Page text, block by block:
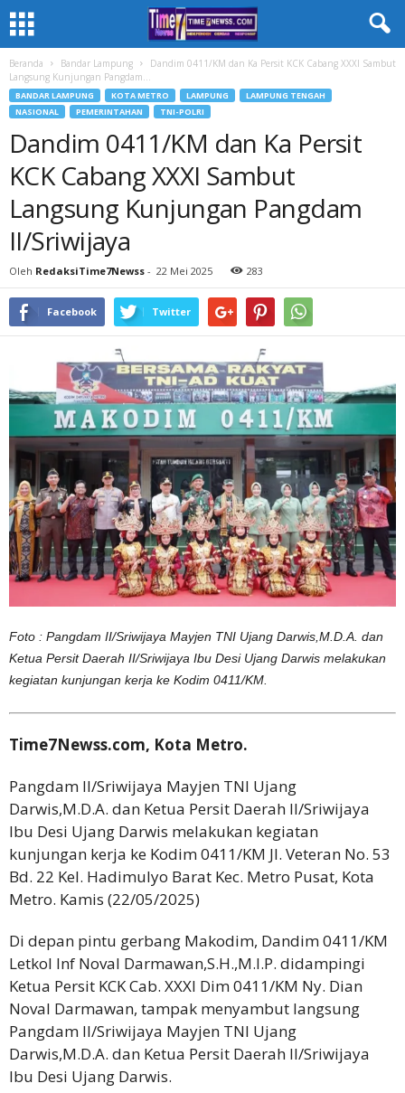
Beranda Bandar Lampung
Dandim 0411/KM dan Ka Persit KCK Cabang XXXI Sambut
Langsung Kunjungan Pangdam...
BANDAR LAMPUNG KOTA METRO LAMPUNG
LAMPUNG TENGAH
NASIONAL
PEMERINTAHAN TNI-POLRI
Dandim 0411/KM dan Ka Persit
KCK Cabang XXXI Sambut
Langsung Kunjungan Pangdam
II/Sriwijaya
Oleh RedaksiTime7Newss - 22 Mei 2025 283
Facebook Twitter
Foto : Pangdam II/Sriwijaya Mayjen TNI Ujang Darwis,M.D.A. dan
Ketua Persit Daerah II/Sriwijaya Ibu Desi Ujang Darwis melakukan
kegiatan kunjungan kerja ke Kodim 0411/KM.
Time7Newss.com, Kota Metro.
Pangdam II/Sriwijaya Mayjen TNI Ujang
Darwis,M.D.A. dan Ketua Persit Daerah II/Sriwijaya
Ibu Desi Ujang Darwis melakukan kegiatan
kunjungan kerja ke Kodim 0411/KM Jl. Veteran No. 53
Bd. 22 Kel. Hadimulyo Barat Kec. Metro Pusat, Kota
Metro. Kamis (22/05/2025)
Di depan pintu gerbang Makodim, Dandim 0411/KM
Letkol Inf Noval Darmawan,S.H.,M.I.P. didampingi
Ketua Persit KCK Cab. XXXI Dim 0411/KM Ny. Dian
Noval Darmawan, tampak menyambut langsung
Pangdam II/Sriwijaya Mayjen TNI Ujang
Darwis,M.D.A. dan Ketua Persit Daerah II/Sriwijaya
Ibu Desi Ujang Darwis.